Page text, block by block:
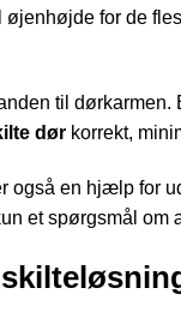
øjenhøjde for de
til
dør korrekt,
også en hjælp for
et spørgsmål